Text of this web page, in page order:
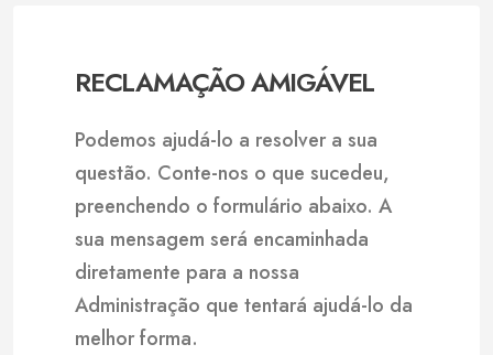
RECLAMAÇÃO AMIGÁVEL
Podemos ajudá-lo a resolver a sua
questão. Conte-nos o que sucedeu,
preenchendo o formulário abaixo. A
sua mensagem será encaminhada
diretamente para a nossa
Administração que tentará ajudá-lo da
melhor forma.